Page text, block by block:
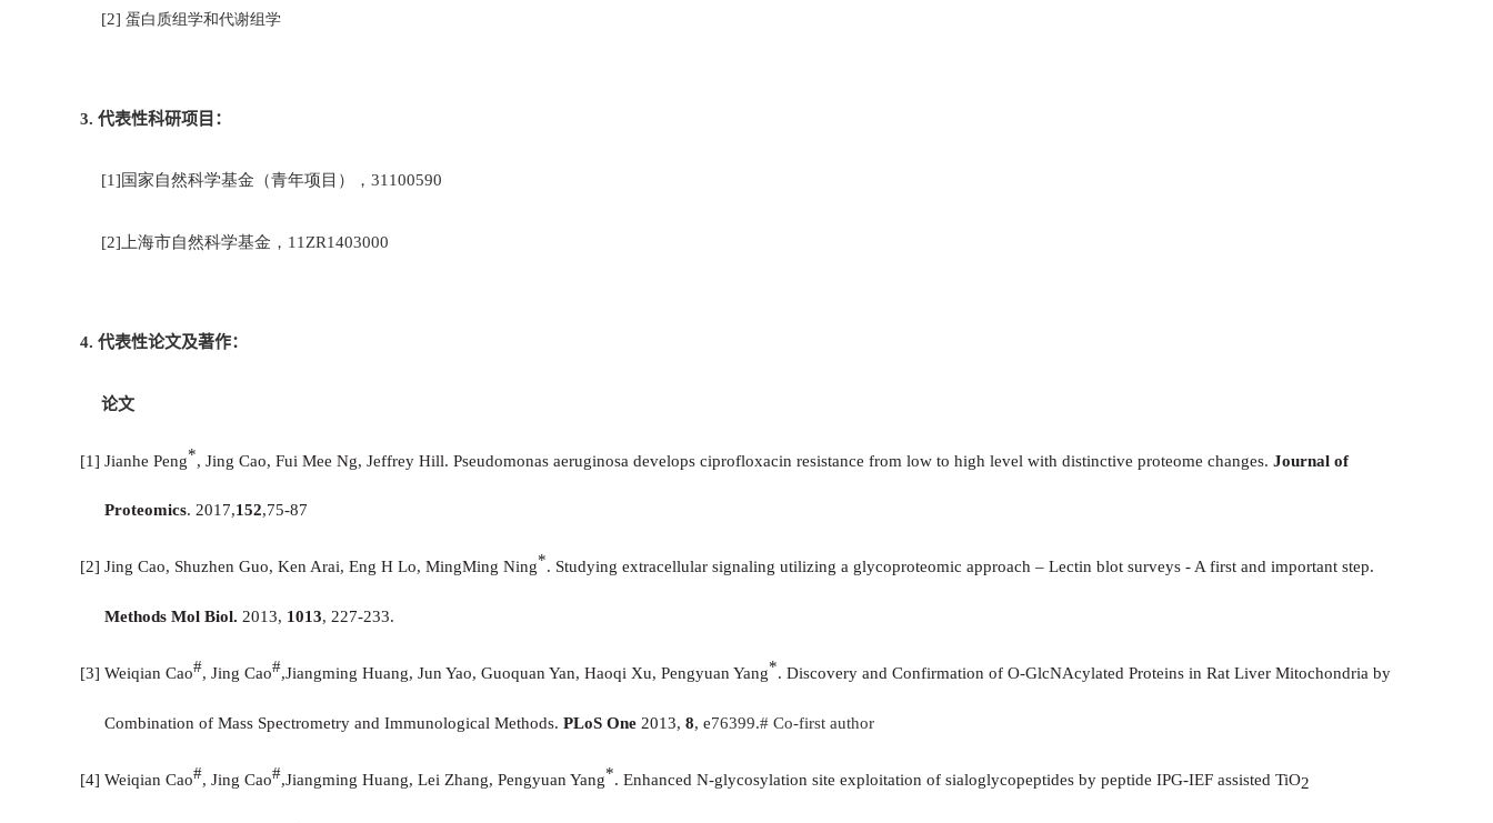
[2]蛋白质组学和代谢组学
3. 代表性科研项目：
[1] 国家自然科学基金（青年项目），31100590
[2] 上海市自然科学基金， 11ZR1403000
4. 代表性论文及著作：
论文
[1] Jianhe Peng*, Jing Cao, Fui Mee Ng, Jeffrey Hill. Pseudomonas aeruginosa develops ciprofloxacin resistance from low to high level with distinctive proteome changes. Journal of
Proteomics. 2017,152,75-87
[2] Jing Cao, Shuzhen Guo, Ken Arai, Eng H Lo, MingMing Ning*. Studying extracellular signaling utilizing a glycoproteomic approach – Lectin blot surveys - A first and important step.
Methods Mol Biol. 2013, 1013, 227-233.
[3] Weiqian Cao#, Jing Cao#,Jiangming Huang, Jun Yao, Guoquan Yan, Haoqi Xu, Pengyuan Yang*. Discovery and Confirmation of O-GlcNAcylated Proteins in Rat Liver Mitochondria by
Combination of Mass Spectrometry and Immunological Methods.PLoS One 2013,8, e76399.# Co-first author
[4] Weiqian Cao#, Jing Cao#,Jiangming Huang, Lei Zhang, Pengyuan Yang*. Enhanced N-glycosylation site exploitation of sialoglycopeptides by peptide IPG-IEF assisted TiO2